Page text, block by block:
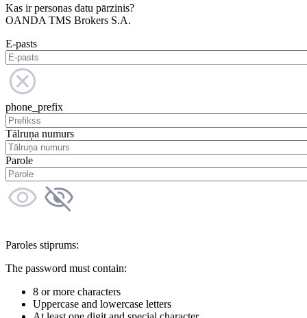
Kas ir personas datu pārzinis?
OANDA TMS Brokers S.A.
E-pasts
phone_prefix
Tālruņa numurs
Parole
Paroles stiprums:
The password must contain:
8 or more characters
Uppercase and lowercase letters